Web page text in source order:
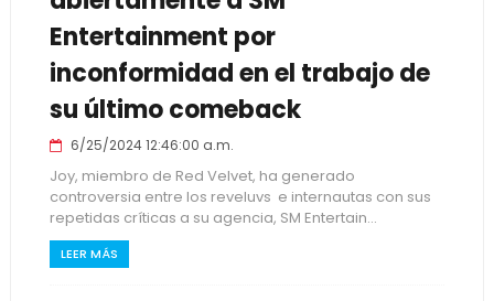
Entertainment por
inconformidad en el trabajo de
su último comeback
6/25/2024 12:46:00 a.m.
Joy, miembro de Red Velvet, ha generado
controversia entre los reveluvs e internautas con sus
repetidas críticas a su agencia, SM Entertain...
LEER MÁS